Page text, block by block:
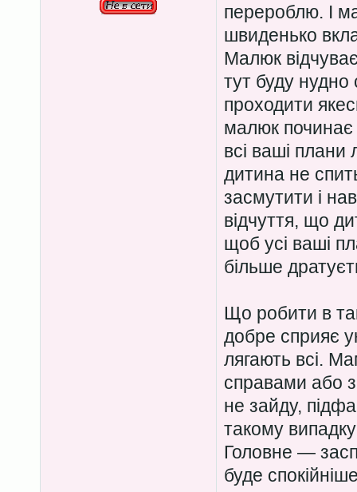
перероблю. І
швиденько
Малюк
тут буду
проходити
малюк починає
всі ваші
дитина не
засмутити і
відчуття, що
щоб усі ваші
більше
Що робити в
добре сприяє
лягають всі.
справами або
не зайду,
такому
Головне —
буде